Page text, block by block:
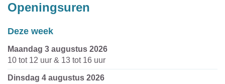
Openingsuren
Deze week
maandag 3 augustus 2026
10 tot 12 uur & 13 tot 16 uur
dinsdag 4 augustus 2026